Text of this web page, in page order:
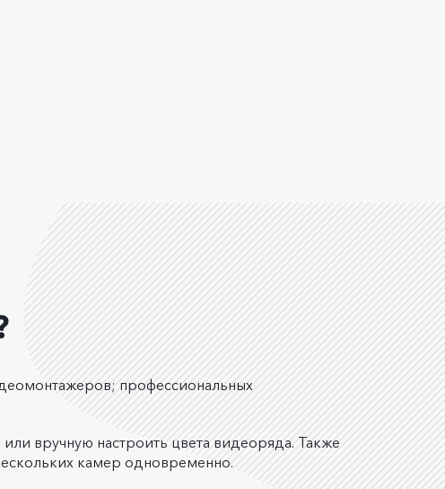
профессиональных
вручную настроить цвета видеоряда. Также
камер одновременно.